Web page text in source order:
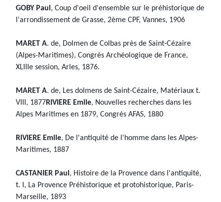
GOBY Paul, Coup d'oeil d'ensemble sur le préhistorique de
l'arrondissement de Grasse, 2ème CPF, Vannes, 1906
MARET A. de, Dolmen de Colbas près de Saint-Cézaire
(Alpes-Maritimes), Congrès Archéologique de France,
XLIIIe session, Arles, 1876.
MARET A. de, Les dolmens de Saint-Cézaire, Matériaux t.
VIII, 1877RIVIERE Emile, Nouvelles recherches dans les
Alpes Maritimes en 1879, Congrés AFAS, 1880
RIVIERE Emile, De l'antiquité de l'homme dans les Alpes-
Maritimes, 1887
CASTANIER Paul, Histoire de la Provence dans l'antiquité,
t. I, La Provence Préhistorique et protohistorique, Paris-
Marseille, 1893